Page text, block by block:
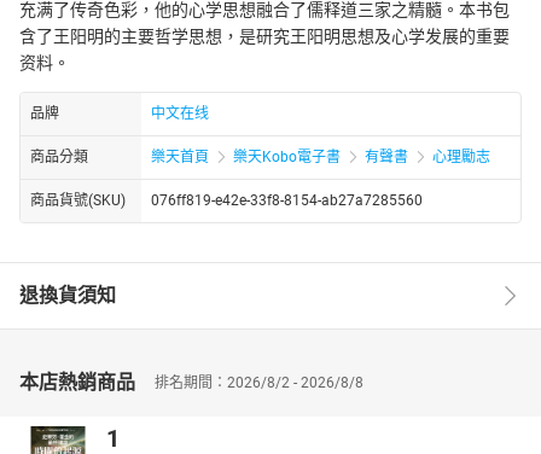
充满了传奇色彩，他的心学思想融合了儒释道三家之精髓。本书包
含了王阳明的主要哲学思想，是研究王阳明思想及心学发展的重要
资料。
品牌 中文在线
商品分類 樂天首頁 樂天Kobo電子書 有聲書 心理勵志
商品貨號(SKU) 076ff819-e42e-33f8-8154-ab27a7285560
退換貨須知
本店熱銷商品 排名期間：2026/8/2 - 2026/8/8
1